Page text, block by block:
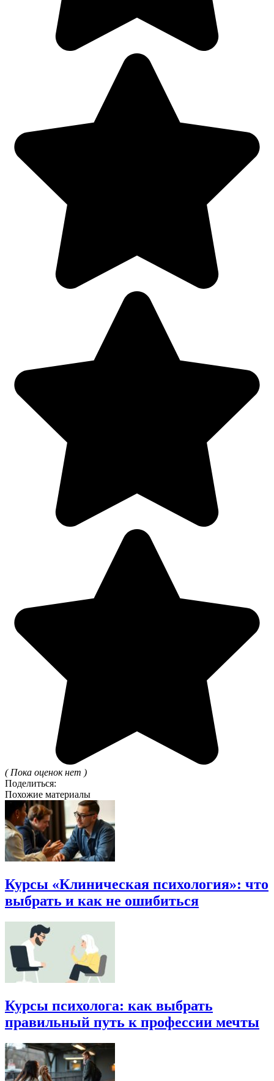
( Пока оценок нет )
Поделиться:
Похожие материалы
Курсы «Клиническая психология»: что
выбрать и как не ошибиться
Курсы психолога: как выбрать
правильный путь к профессии мечты